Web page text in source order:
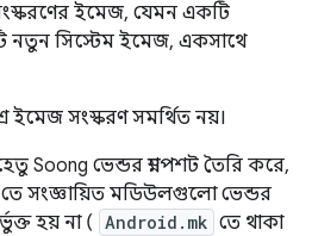
ইমেজ, যেমন একটি
নতুন সিস্টেম ইমেজ, একসাথে
ইমেজ সংস্করণ সমর্থিত নয়।
Soong ভেন্ডর স্ন্যাপশট তৈরি করে,
তে সংজ্ঞায়িত মডিউলগুলো ভেন্ডর
হয় না ( Android.mk তে থাকা